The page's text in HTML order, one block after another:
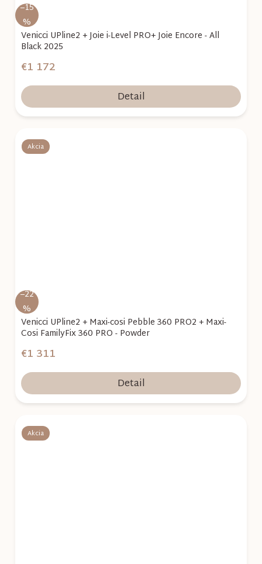
–15
%
Venicci UPline2 + Joie i-Level PRO+ Joie Encore - All
Black 2025
€1 172
Detail
Akcia
–22
%
Venicci UPline2 + Maxi-cosi Pebble 360 PRO2 + Maxi-
Cosi FamilyFix 360 PRO - Powder
€1 311
Detail
Akcia